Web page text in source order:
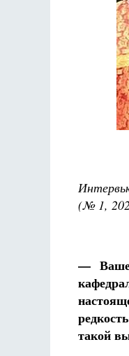
(№ 1,
— Ваше
такой